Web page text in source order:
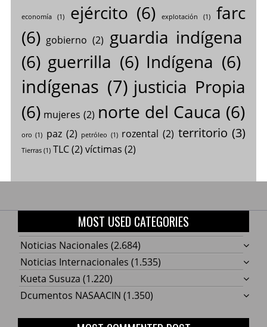
economía(1) ejército (6) explotación (1)
farc
(6) gobierno (2) guardia indígena
(6) guerrilla (6) Indígena (6)
indígenas (7) justicia Propia
(6) mujeres (2) norte del Cauca (6)
oro (1) paz (2) petróleo (1) rozental (2) territorio (3)
Tierras(1) TLC(2) víctimas (2)
MOST USED CATEGORIES
Noticias Nacionales (2.684)
Noticias Internacionales (1.535)
Kueta Susuza (1.220)
Dcumentos NASAACIN (1.350)